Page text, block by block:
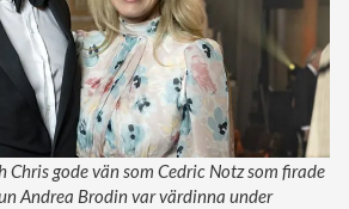
Chris gode vän som Cedric Notz som firade
Andrea Brodin var värdinna under